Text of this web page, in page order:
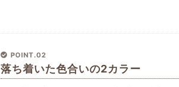
POINT.02
落ち着いた色合いの2カラー